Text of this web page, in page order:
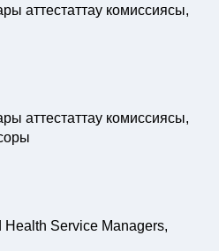
аттестаттау комиссиясы,
аттестаттау комиссиясы,
Serviсе Managers,